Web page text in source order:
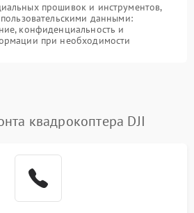
прошивок и инструментов,
данными:
конфиденциальность и
при необходимости
квадрокоптера DJI